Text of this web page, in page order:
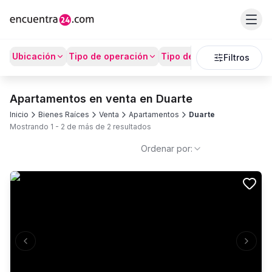
Ubicación Tipo de operación Tipo de Propiedad
Filtros
Apartamentos en venta en Duarte
Inicio Bienes Raíces Venta Apartamentos
Duarte
Mostrando 1 - 2 de más de 2 resultados
Ordenar por:
Previous slide Next